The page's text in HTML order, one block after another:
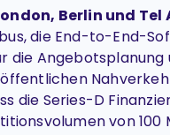
Berlin und Tel
die End-to-End-
die Angebotsplanung
die Series-D
von 100